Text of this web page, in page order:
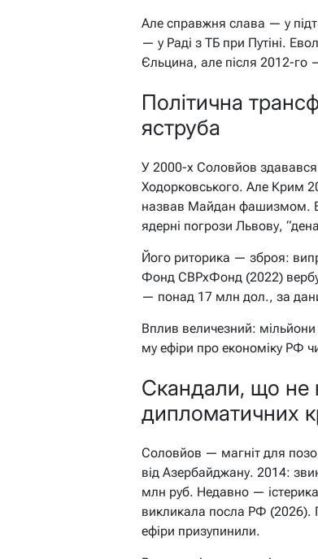
Але справжня слава — у
— у Раді з ТБ при Путіні.
Єльцина, але після 2012-го
Політична
яструба
У 2000-х Соловйов
Ходорковського. Але Крим
назвав Майдан фашизмом.
ядерні погрози Львову,
Його риторика — зброя:
Фонд СВРхФонд (2022)
— понад 17 млн дол., за
Вплив величезний:
му ефіри про економіку РФ
Скандали, що не
дипломатичних
Соловйов — магніт для
від Азербайджану. 2014:
млн руб. Недавно —
викликала посла РФ (2026).
ефіри призупинили.